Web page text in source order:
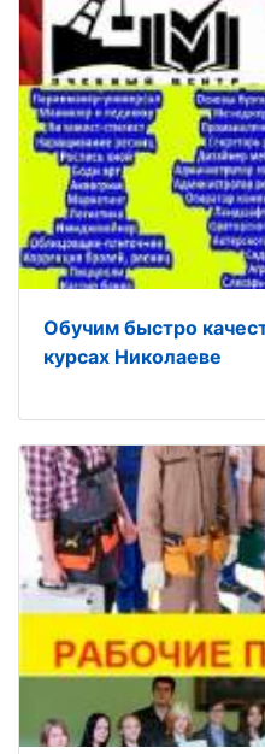
Обучим быстро
курсах Николаеве